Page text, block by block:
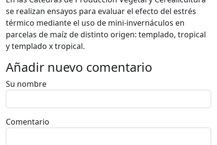
se realizan ensayos para evaluar el efecto del estrés
térmico mediante el uso de mini-invernáculos en
parcelas de maíz de distinto origen: templado, tropical
y templado x tropical.
Añadir nuevo comentario
Su nombre
Comentario